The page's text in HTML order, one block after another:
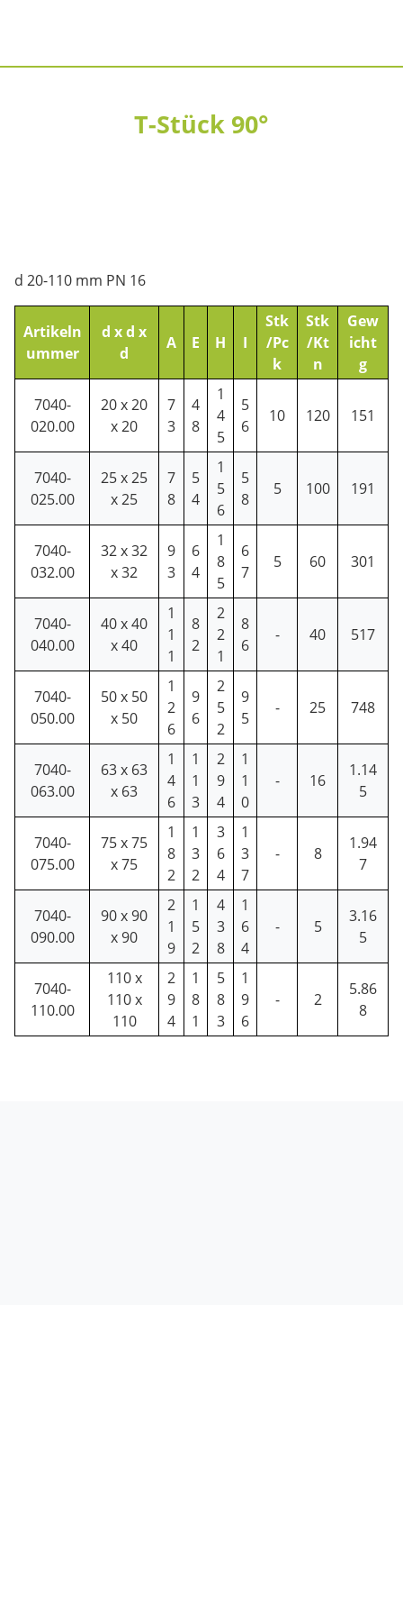
T-Stück 90°
d 20-110 mm PN 16
Artikeln
ummer
d x d x
d
A E H I
Stk
/Pc
k
Stk
/Kt
n
Gew
icht
g
7040-
020.00
20 x 20
x 20
7
3
4
8
1
4
5
5
6
10 120 151
7040-
025.00
25 x 25
x 25
7
8
5
4
1
5
6
5
8
5 100 191
7040-
032.00
32 x 32
x 32
9
3
6
4
1
8
5
6
7
5 60 301
7040-
040.00
40 x 40
x 40
1
1
1
8
2
2
2
1
8
6
- 40 517
7040-
050.00
50 x 50
x 50
1
2
6
9
6
2
5
2
9
5
- 25 748
7040-
063.00
63 x 63
x 63
1
4
6
1
1
3
2
9
4
1
1
0
- 16
1.14
5
7040-
075.00
75 x 75
x 75
1
8
2
1
3
2
3
6
4
1
3
7
- 8
1.94
7
7040-
090.00
90 x 90
x 90
2
1
9
1
5
2
4
3
8
1
6
4
- 5
3.16
5
7040-
110.00
110 x
110 x
110
2
9
4
1
8
1
5
8
3
1
9
6
- 2
5.86
8